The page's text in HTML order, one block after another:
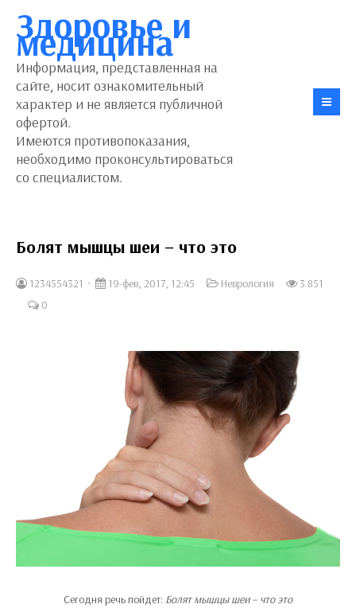
Здоровье и
медицина
Информация, представленная на
сайте, носит ознакомительный
характер и не является публичной
офертой.
Имеются противопоказания,
необходимо проконсультироваться
со специалистом.
Болят мышцы шеи – что это
1234554321 19-фев, 2017, 12:45 Неврология
3 851
0
Сегодня речь пойдет: Болят мышцы шеи – что это